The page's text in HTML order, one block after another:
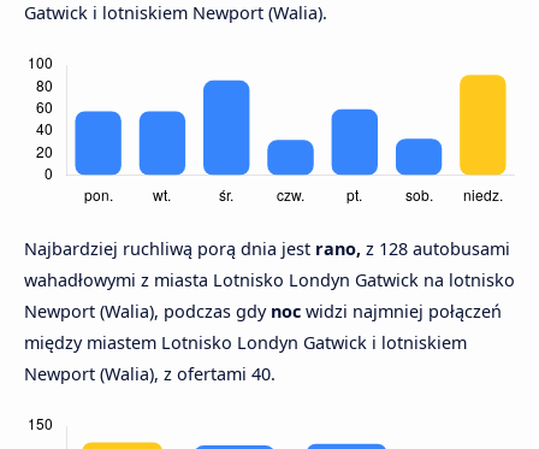
Gatwick i lotniskiem Newport (Walia).
Najbardziej ruchliwą porą dnia jest rano, z 128 autobusami
wahadłowymi z miasta Lotnisko Londyn Gatwick na lotnisko
Newport (Walia), podczas gdy noc widzi najmniej połączeń
między miastem Lotnisko Londyn Gatwick i lotniskiem
Newport (Walia), z ofertami 40.